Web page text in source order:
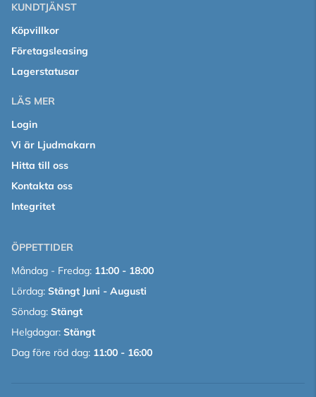
KUNDTJÄNST
Köpvillkor
Företagsleasing
Lagerstatusar
LÄS MER
Login
Vi är Ljudmakarn
Hitta till oss
Kontakta oss
Integritet
ÖPPETTIDER
Måndag - Fredag: 11:00 - 18:00
Lördag: Stängt Juni - Augusti
Söndag: Stängt
Helgdagar: Stängt
Dag före röd dag: 11:00 - 16:00